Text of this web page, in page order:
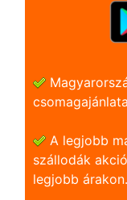
A legjobb
szállodák
legjobb árakon.